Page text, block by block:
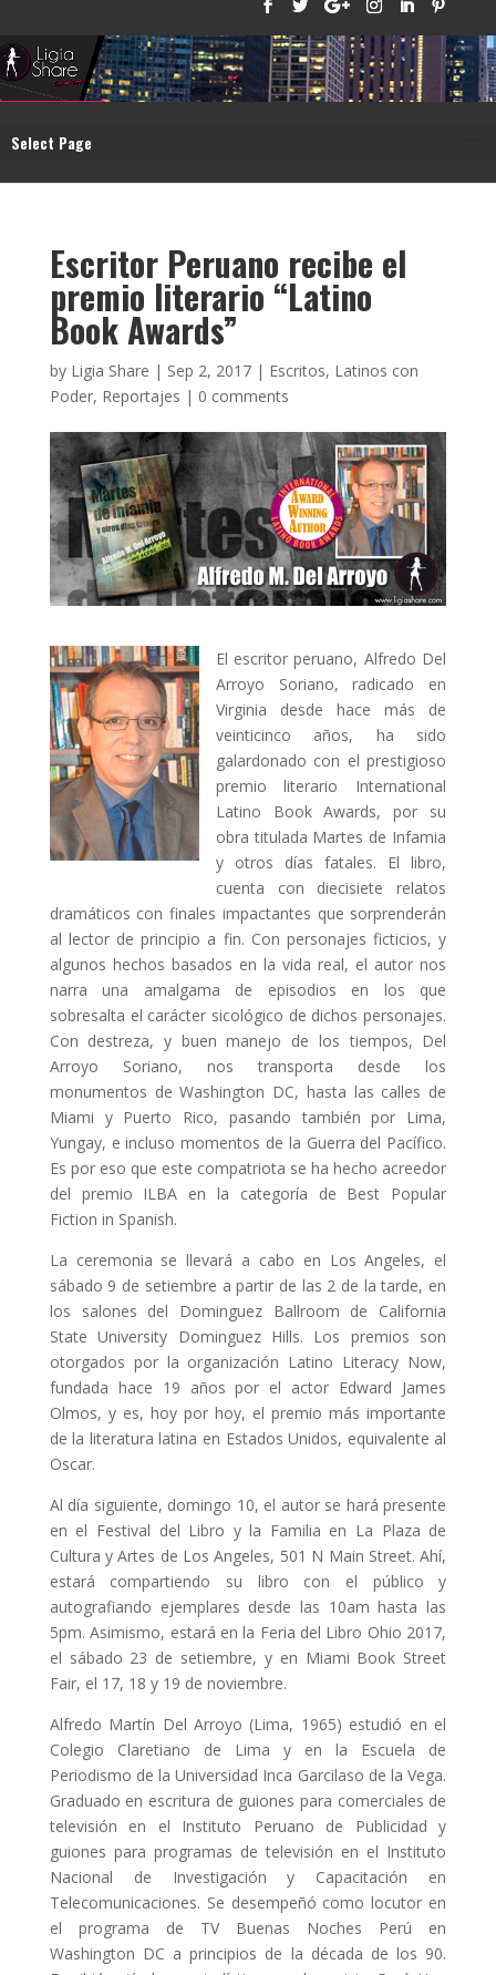
Select Page
Escritor Peruano recibe el
premio literario “Latino
Book Awards”
by Ligia Share | Sep 2, 2017| Escritos, Latinos con
Poder, Reportajes | 0 comments
El escritor peruano, Alfredo Del
Arroyo Soriano, radicado en
Virginia desde hace más de
veinticinco años, ha sido
galardonado con el prestigioso
premio literario International
Latino Book Awards, por su
obra titulada Martes de Infamia
y otros días fatales. El libro,
cuenta con diecisiete relatos
dramáticos con finales impactantes que sorprenderán
al lector de principio a fin. Con personajes ficticios, y
algunos hechos basados en la vida real, el autor nos
narra una amalgama de episodios en los que
sobresalta el carácter sicológico de dichos personajes.
Con destreza, y buen manejo de los tiempos, Del
Arroyo Soriano, nos transporta desde los
monumentos de Washington DC, hasta las calles de
Miami y Puerto Rico, pasando también por Lima,
Yungay, e incluso momentos de la Guerra del Pacífico.
Es por eso que este compatriota se ha hecho acreedor
del premio ILBA en la categoría de Best Popular
Fiction in Spanish.
La ceremonia se llevará a cabo en Los Angeles, el
sábado 9 de setiembre a partir de las 2 de la tarde, en
los salones del Dominguez Ballroom de California
State University Dominguez Hills. Los premios son
otorgados por la organización Latino Literacy Now,
fundada hace 19 años por el actor Edward James
Olmos, y es, hoy por hoy, el premio más importante
de la literatura latina en Estados Unidos, equivalente al
Oscar.
Al día siguiente, domingo 10, el autor se hará presente
en el Festival del Libro y la Familia en La Plaza de
Cultura y Artes de Los Angeles, 501 N Main Street. Ahí,
estará compartiendo su libro con el público y
autografiando ejemplares desde las 10am hasta las
5pm. Asimismo, estará en la Feria del Libro Ohio 2017,
el sábado 23 de setiembre, y en Miami Book Street
Fair, el 17, 18 y 19 de noviembre.
Alfredo Martín Del Arroyo (Lima, 1965) estudió en el
Colegio Claretiano de Lima y en la Escuela de
Periodismo de la Universidad Inca Garcilaso de la Vega.
Graduado en escritura de guiones para comerciales de
televisión en el Instituto Peruano de Publicidad y
guiones para programas de televisión en el Instituto
Nacional de Investigación y Capacitación en
Telecomunicaciones. Se desempeñó como locutor en
el programa de TV Buenas Noches Perú en
Washington DC a principios de la década de los 90.